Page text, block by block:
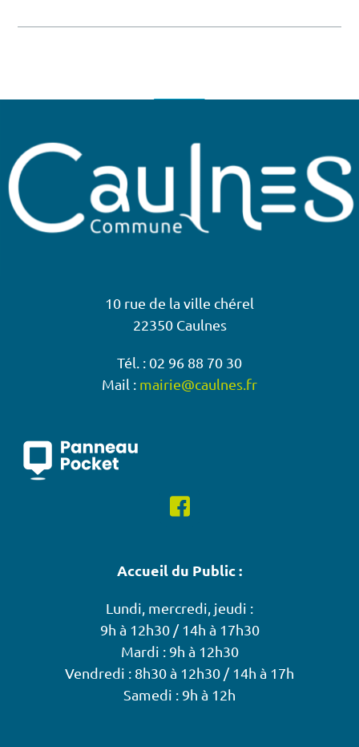
10 rue de la ville chérel
22350 Caulnes
Tél. : 02 96 88 70 30
Mail : mairie@caulnes.fr
Accueil du Public :
Lundi, mercredi, jeudi :
9h à 12h30 / 14h à 17h30
Mardi : 9h à 12h30
Vendredi : 8h30 à 12h30 / 14h à 17h
Samedi : 9h à 12h